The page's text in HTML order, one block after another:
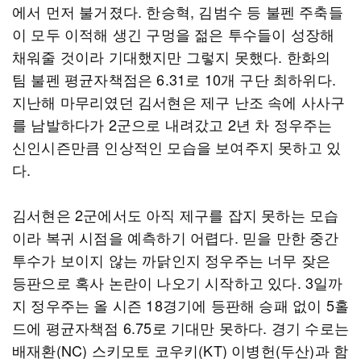
에서 먼저 불거졌다. 한승혁, 김범수 등 불펜 주축들
이 모두 이적해 생긴 구멍을 젊은 투수들이 성장해
채워줄 것이라 기대했지만 그렇지 못했다. 한화의
팀 불펜 평균자책점은 6.31로 10개 구단 최하위다.
지난해 마무리였던 김서현은 제구 난조 속에 사사구
를 남발하다가 2군으로 내려갔고 2년 차 정우주는
신인시즌만큼 인상적인 모습을 보여주지 못하고 있
다.
김서현은 2군에서도 아직 제구를 잡지 못하는 모습
이라 복귀 시점을 예측하기 어렵다. 믿을 만한 중간
투수가 보이지 않는 까닭인지 정우주는 너무 잦은
등판으로 혹사 논란이 나오기 시작하고 있다. 3일까
지 정우주는 올 시즌 18경기에 등판해 승패 없이 5홀
드에 평균자책점 6.75로 기대만 못하다. 경기 수로는
배재환(NC) 스키모토 코우키(KT) 이병헌(두산)과 함